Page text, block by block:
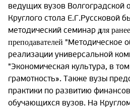
ведущих вузов Волгоградской
Круглого стола Е.Г.Руссковой
методический семинар для
преподавателей "Методическое
реализации универсальной
"Экономическая культура, в
грамотность». Также вузы
практики по развитию
обучающихся вузов. На